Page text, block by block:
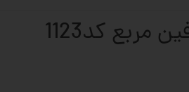
مربع کد1123